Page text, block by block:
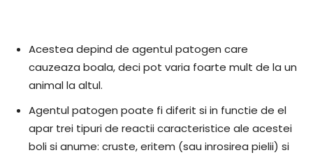
Acestea depind de agentul patogen care
cauzeaza boala, deci pot varia foarte mult de la un
animal la altul.
Agentul patogen poate fi diferit si in functie de el
apar trei tipuri de reactii caracteristice ale acestei
boli si anume: cruste, eritem (sau inrosirea pielii) si